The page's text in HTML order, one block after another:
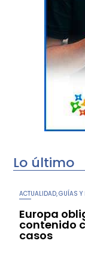
Lo último
ACTUALIDAD ,GUÍAS Y
Europa
contenido
casos